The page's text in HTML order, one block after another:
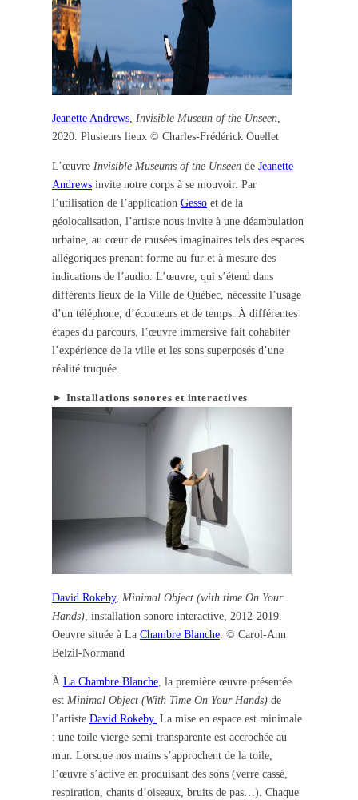
Jeanette Andrews, Invisible Museun of the Unseen,
2020. Plusieurs lieux © Charles-Frédérick Ouellet
L’œuvre Invisible Museums of the Unseen de Jeanette
Andrews invite notre corps à se mouvoir. Par
l’utilisation de l’application Gesso et de la
géolocalisation, l’artiste nous invite à une déambulation
urbaine, au cœur de musées imaginaires tels des espaces
allégoriques prenant forme au fur et à mesure des
indications de l’audio. L’œuvre, qui s’étend dans
différents lieux de la Ville de Québec, nécessite l’usage
d’un téléphone, d’écouteurs et de temps. À différentes
étapes du parcours, l’œuvre immersive fait cohabiter
l’expérience de la ville et les sons superposés d’une
réalité truquée.
► Installations sonores et interactives
David Rokeby, Minimal Object (with time On Your
Hands) , installation sonore interactive, 2012-2019.
Oeuvre située à La Chambre Blanche . © Carol-Ann
Belzil-Normand
À La Chambre Blanche, la première œuvre présentée
est Minimal Object (With Time On Your Hands) de
l’artiste David Rokeby. La mise en espace est minimale
: une toile vierge semi-transparente est accrochée au
mur. Lorsque nos mains s’approchent de la toile,
l’œuvre s’active en produisant des sons (verre cassé,
respiration, chants d’oiseaux, bruits de pas…). Chaque